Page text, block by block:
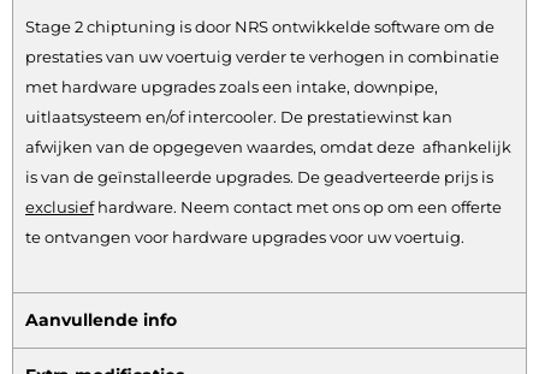
Stage 2 chiptuning is door NRS ontwikkelde software om de
prestaties van uw voertuig verder te verhogen in combinatie
met hardware upgrades zoals een intake, downpipe,
uitlaatsysteem en/of intercooler. De prestatiewinst kan
afwijken van de opgegeven waardes, omdat deze afhankelijk
is van de geïnstalleerde upgrades. De geadverteerde prijs is
exclusiefhardware. Neem contact met ons op om een offerte
te ontvangen voor hardware upgrades voor uw voertuig.
Aanvullende info